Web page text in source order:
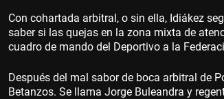
Con cohartada arbitral, o sin ella, Idiákez
saber si las quejas en la zona mixta de
cuadro de mando del Deportivo a la
Después del mal sabor de boca arbitral de
Betanzos. Se llama Jorge Buleandra y